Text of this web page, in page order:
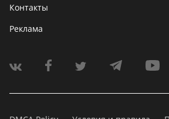
Контакты
Реклама